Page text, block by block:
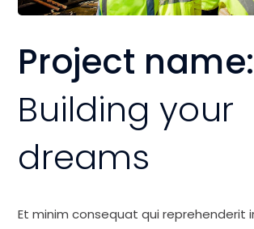
Project name:
Building your
dreams
Et minim consequat qui reprehenderit